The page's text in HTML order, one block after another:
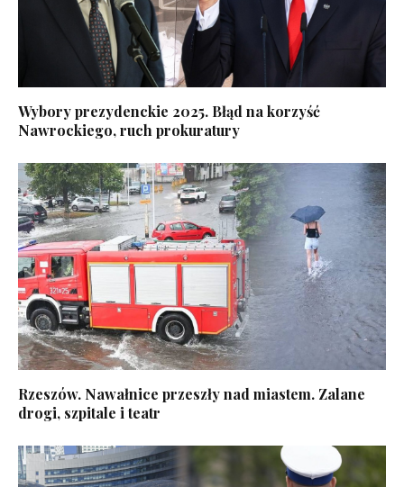
Wybory prezydenckie 2025. Błąd na korzyść
Nawrockiego, ruch prokuratury
Rzeszów. Nawałnice przeszły nad miastem. Zalane
drogi, szpitale i teatr